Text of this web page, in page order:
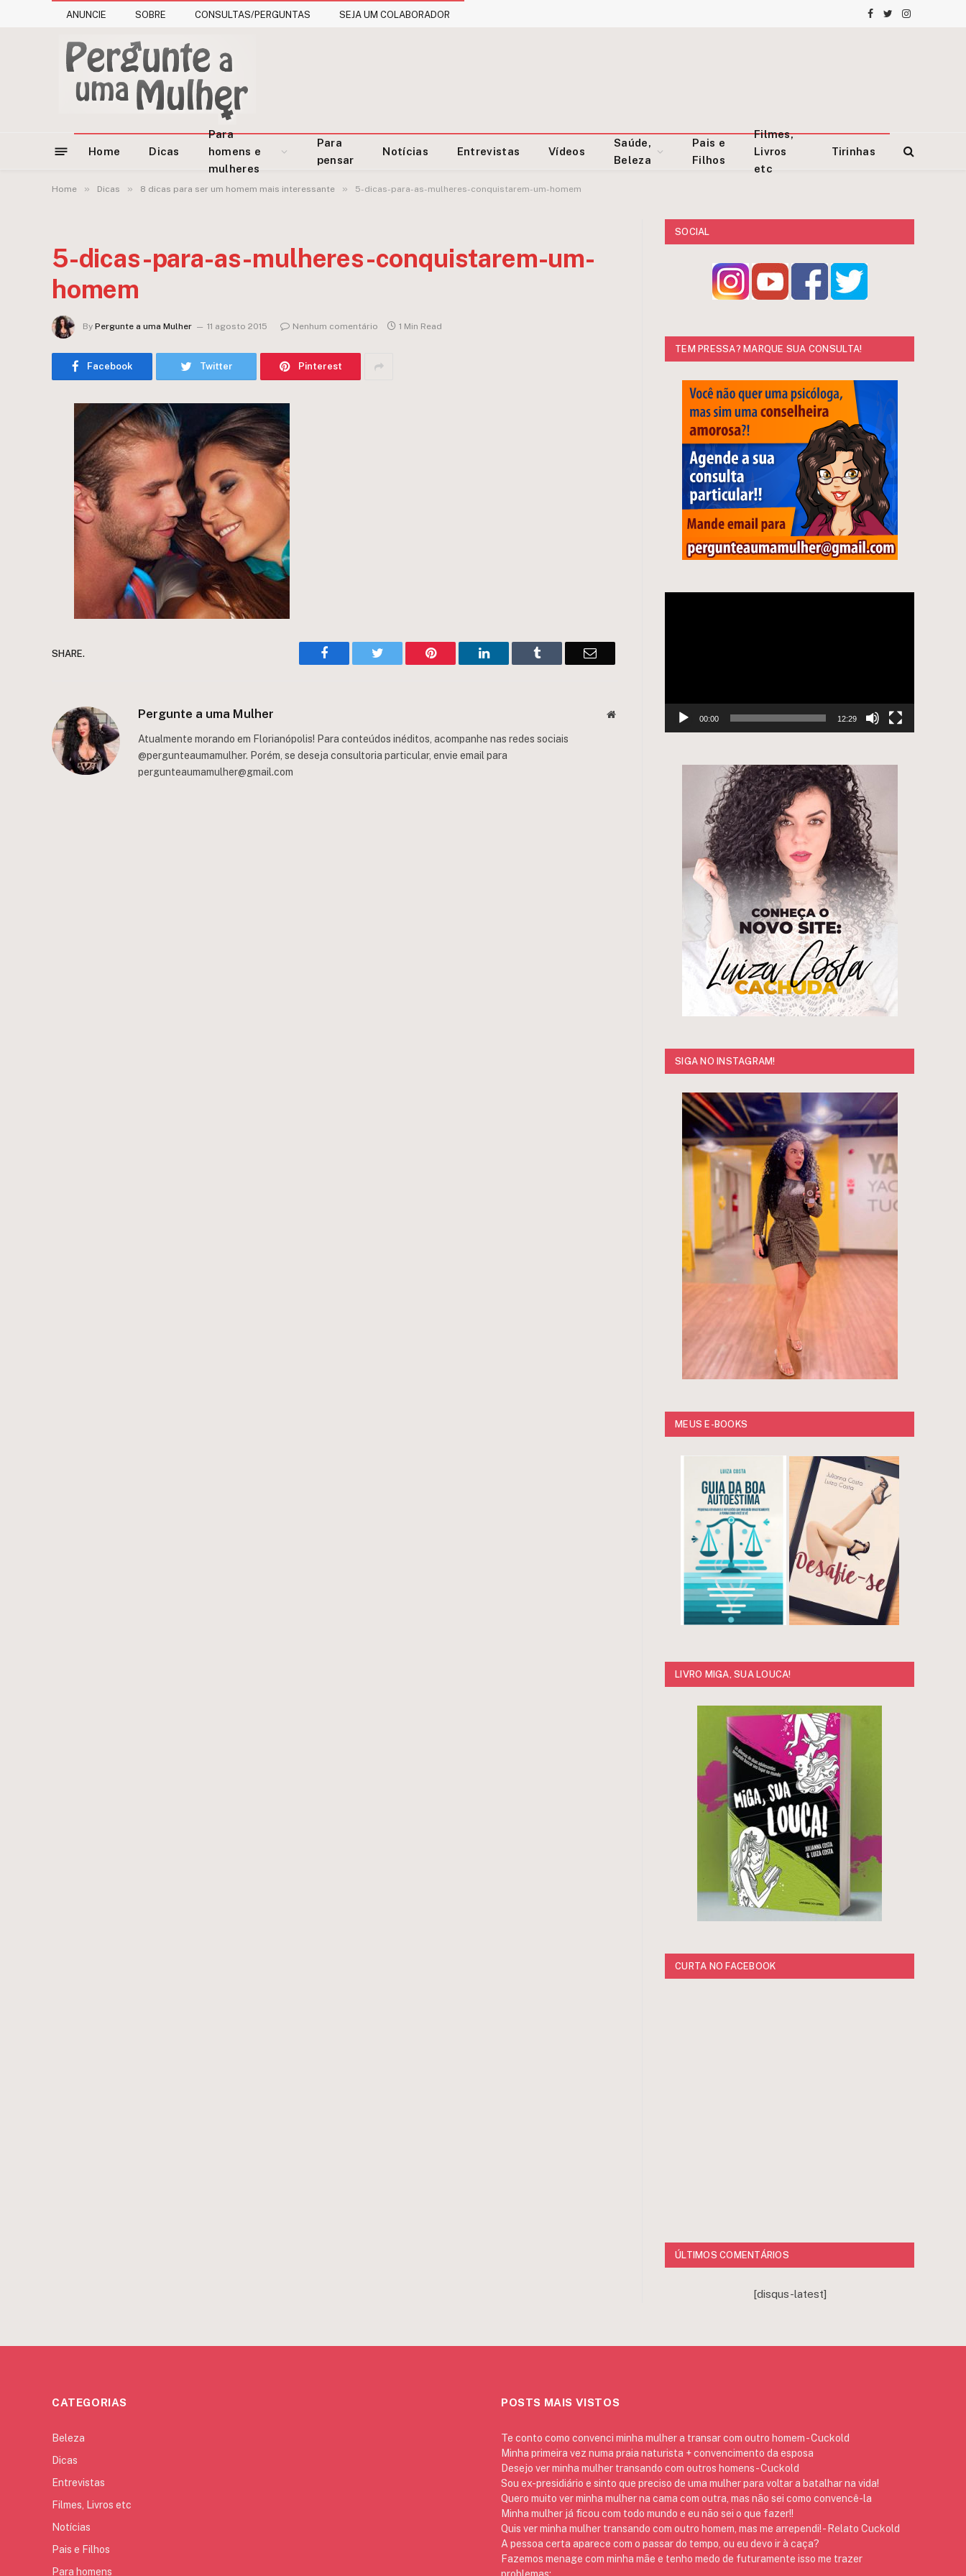
ANUNCIE SOBRE CONSULTAS/PERGUNTAS SEJA UM COLABORADOR Facebook
TwitterInstagram
Home Dicas
Para
homens e
mulheres
Para
pensar
Notícias Entrevistas Vídeos
Saúde,
Beleza
Pais e
Filhos
Filmes,
Livros
etc
Tirinhas
Home » Dicas » 8 dicas para ser um homem mais interessante » 5-dicas-para-as-mulheres-conquistarem-um-homem
5-dicas-para-as-mulheres-conquistarem-um-
homem
By Pergunte a uma Mulher 11 agosto 2015 Nenhum comentário 1 Min Read
Facebook Twitter Pinterest
SHARE. Facebook Twitter Pinterest LinkedIn Tumblr Email
Pergunte a uma Mulher Website
Atualmente morando em Florianópolis! Para conteúdos inéditos, acompanhe nas redes sociais
@pergunteaumamulher. Porém, se deseja consultoria particular, envie email para
pergunteaumamulher@gmail.com
SOCIAL
TEM PRESSA? MARQUE SUA CONSULTA!
00:00 12:29
SIGA NO INSTAGRAM!
MEUS E-BOOKS
LIVRO MIGA, SUA LOUCA!
CURTA NO FACEBOOK
ÚLTIMOS COMENTÁRIOS
[disqus-latest]
CATEGORIAS
Beleza
Dicas
Entrevistas
Filmes, Livros etc
Notícias
Pais e Filhos
Para homens
POSTS MAIS VISTOS
Te conto como convenci minha mulher a transar com outro homem - Cuckold
Minha primeira vez numa praia naturista + convencimento da esposa
Desejo ver minha mulher transando com outros homens - Cuckold
Sou ex-presidiário e sinto que preciso de uma mulher para voltar a batalhar na vida!
Quero muito ver minha mulher na cama com outra, mas não sei como convencê-la
Minha mulher já ficou com todo mundo e eu não sei o que fazer!!
Quis ver minha mulher transando com outro homem, mas me arrependi! - Relato Cuckold
A pessoa certa aparece com o passar do tempo, ou eu devo ir à caça?
Fazemos menage com minha mãe e tenho medo de futuramente isso me trazer
problemas: